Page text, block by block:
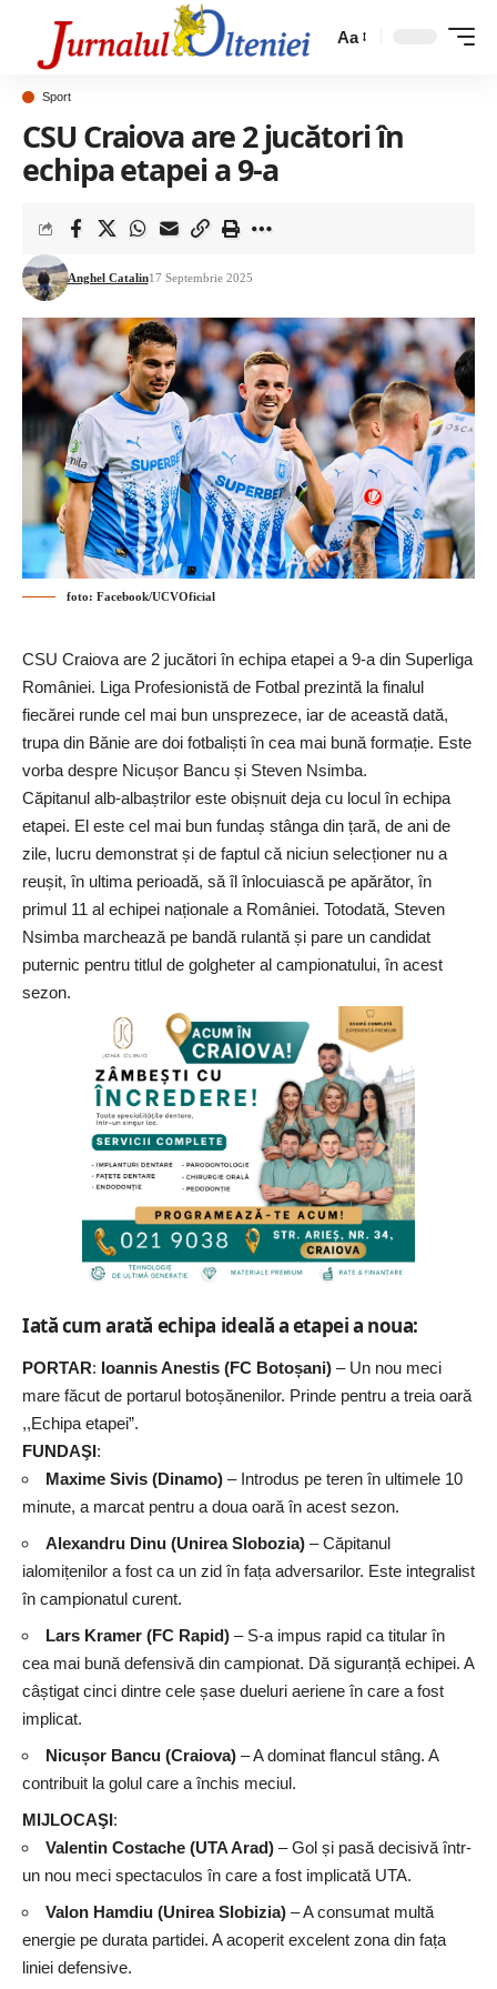
Aa
Sport
CSU Craiova are 2 jucători în
echipa etapei a 9-a
Anghel Catalin17 Septembrie 2025
foto: Facebook/UCVOficial
CSU Craiova are 2 jucători în echipa etapei a 9-a din Superliga
României. Liga Profesionistă de Fotbal prezintă la finalul
fiecărei runde cel mai bun unsprezece, iar de această dată,
trupa din Bănie are doi fotbaliști în cea mai bună formație. Este
vorba despre Nicușor Bancu și Steven Nsimba.
Căpitanul alb-albaștrilor este obișnuit deja cu locul în echipa
etapei. El este cel mai bun fundaș stânga din țară, de ani de
zile, lucru demonstrat și de faptul că niciun selecționer nu a
reușit, în ultima perioadă, să îl înlocuiască pe apărător, în
primul 11 al echipei naționale a României. Totodată, Steven
Nsimba marchează pe bandă rulantă și pare un candidat
puternic pentru titlul de golgheter al campionatului, în acest
sezon.
Iată cum arată echipa ideală a etapei a noua:
PORTAR: Ioannis Anestis (FC Botoșani) – Un nou meci
mare făcut de portarul botoșănenilor. Prinde pentru a treia oară
,,Echipa etapei”.
FUNDAŞI:
Maxime Sivis (Dinamo) – Introdus pe teren în ultimele 10
minute, a marcat pentru a doua oară în acest sezon.
Alexandru Dinu (Unirea Slobozia) – Căpitanul
ialomițenilor a fost ca un zid în fața adversarilor. Este integralist
în campionatul curent.
Lars Kramer (FC Rapid) – S-a impus rapid ca titular în
cea mai bună defensivă din campionat. Dă siguranță echipei. A
câștigat cinci dintre cele șase dueluri aeriene în care a fost
implicat.
Nicușor Bancu (Craiova) – A dominat flancul stâng. A
contribuit la golul care a închis meciul.
MIJLOCAŞI:
Valentin Costache (UTA Arad) – Gol și pasă decisivă într-
un nou meci spectaculos în care a fost implicată UTA.
Valon Hamdiu (Unirea Slobizia) – A consumat multă
energie pe durata partidei. A acoperit excelent zona din fața
liniei defensive.